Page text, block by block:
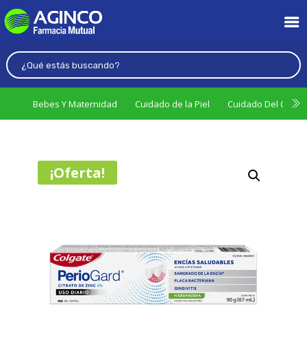
Bebes Y Maternidad Cuidado de la Piel Cuidado Del
¡Oferta!